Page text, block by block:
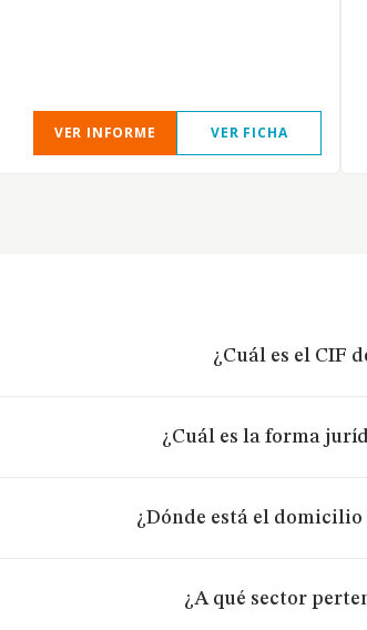
VER INFORME VER FICHA
¿Cuál es el CIF
¿Cuál es la forma
¿Dónde está el domicilio
¿A qué sector